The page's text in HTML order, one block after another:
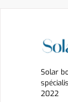
Solar
2022